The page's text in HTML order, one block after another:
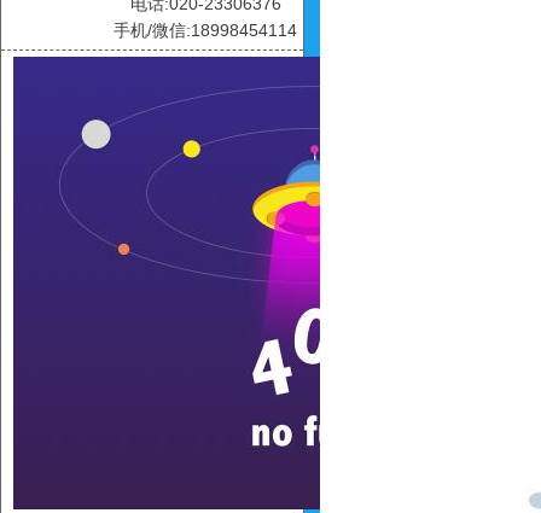
手机/微信:18998454114